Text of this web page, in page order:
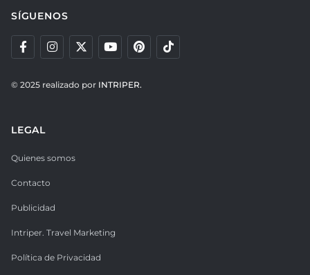
SÍGUENOS
© 2025 realizado por INTRIPER.
LEGAL
Quienes somos
Contacto
Publicidad
Intriper. Travel Marketing
Política de Privacidad